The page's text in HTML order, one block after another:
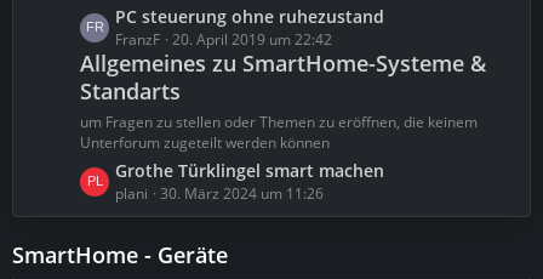
r
ä
g
e
e
B
e
i
t
r
ä
g
L
e
t
z
e
B
e
r
PC steuerung ohne ruhezustand
FranzF 20. April 2019 um 22:42
Allgemeines zu SmartHome-Systeme &
Standarts
um Fragen zu stellen oder Themen zu eröffnen, die keinem
Unterforum zugeteilt werden können
L
e
t
z
Grothe Türklingel smart machen
plani 30. März 2024 um 11:26
SmartHome - Geräte